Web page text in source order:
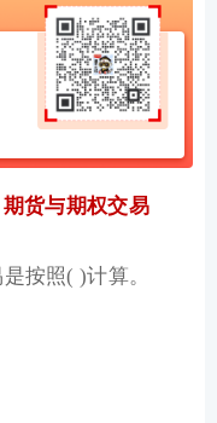
货与期权交易
按照( )计算。